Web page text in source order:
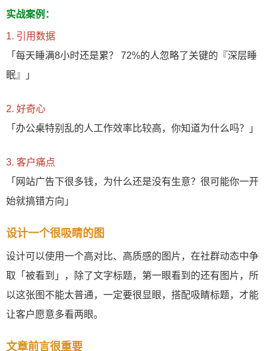
实战案例：
1. 引用数据
「每天睡满8小时还是累？ 72%的人忽略了关键的『深层睡
眠』」
2. 好奇心
「办公桌特别乱的人工作效率比较高，你知道为什么吗？」
3. 客户痛点
「网站广告下很多钱，为什么还是没有生意？很可能你一开
始就搞错方向」
设计一个很吸睛的图
设计可以使用一个高对比、高质感的图片，在社群动态中争
取「被看到」，除了文字标题，第一眼看到的还有图片，所
以这张图不能太普通，一定要很显眼，搭配吸睛标题，才能
让客户愿意多看两眼。
文章前言很重要